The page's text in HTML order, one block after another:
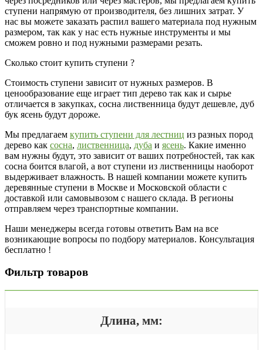
ступени напрямую от производителя, без лишних затрат. У
нас вы можете заказать распил вашего материала под нужным
размером, так как у нас есть нужные инструменты и мы
сможем ровно и под нужными размерами резать.
Сколько стоит купить ступени ?
Стоимость ступени зависит от нужных размеров. В
ценообразование еще играет тип дерево так как и сырье
отличается в закупках, сосна лиственница будут дешевле, дуб
бук ясень будут дороже.
Мы предлагаем купить ступени для лестниц из разных пород
дерево как сосна, лиственница, дуба и ясень. Какие именно
вам нужны будут, это зависит от ваших потребностей, так как
сосна боится влагой, а вот ступени из лиственницы наоборот
выдерживает влажность. В нашей компании можете купить
деревянные ступени в Москве и Московской области с
доставкой или самовывозом с нашего склада. В регионы
отправляем через транспортные компании.
Наши менеджеры всегда готовы ответить Вам на все
возникающие вопросы по подбору материалов. Консультация
бесплатно !
Фильтр товаров
Длина, мм: